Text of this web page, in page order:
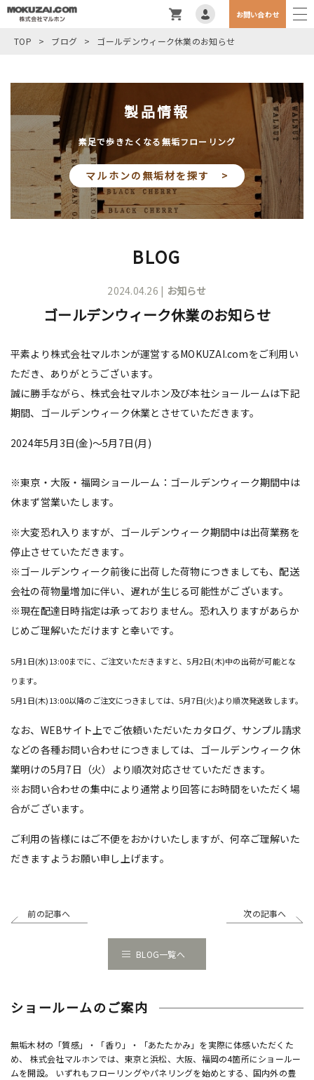
お問い合わせ
TOP > ブログ > ゴールデンウィーク休業のお知らせ
製品情報
素足で歩きたくなる無垢フローリング
マルホンの無垢材を探す >
BLOG
2024.04.26 | お知らせ
ゴールデンウィーク休業のお知らせ
平素より株式会社マルホンが運営するMOKUZAI.comをご利用い
ただき、ありがとうございます。
誠に勝手ながら、株式会社マルホン及び本社ショールームは下記
期間、ゴールデンウィーク休業とさせていただきます。
2024年5月3日(金)～5月7日(月)
※東京・大阪・福岡ショールーム：ゴールデンウィーク期間中は
休まず営業いたします。
※大変恐れ入りますが、ゴールデンウィーク期間中は出荷業務を
停止させていただきます。
※ゴールデンウィーク前後に出荷した荷物につきましても、配送
会社の荷物量増加に伴い、遅れが生じる可能性がございます。
※現在配達日時指定は承っておりません。恐れ入りますがあらか
じめご理解いただけますと幸いです。
5月1日(水)13:00までに、ご注文いただきますと、5月2日(木)中の出荷が可能とな
ります。
5月1日(木)13:00以降のご注文につきましては、5月7日(火)より順次発送致します。
なお、WEBサイト上でご依頼いただいたカタログ、サンプル請求
などの各種お問い合わせにつきましては、ゴールデンウィーク休
業明けの5月7日（火）より順次対応させていただきます。
※お問い合わせの集中により通常より回答にお時間をいただく場
合がございます。
ご利用の皆様にはご不便をおかけいたしますが、何卒ご理解いた
だきますようお願い申し上げます。
前の記事へ 次の記事へ
BLOG一覧へ
ショールームのご案内
無垢木材の「質感」・「香り」・「あたたかみ」を実際に体感いただくた
め、 株式会社マルホンでは、東京と浜松、大阪、福岡の4箇所にショールー
ムを開設。 いずれもフローリングやパネリングを始めとする、国内外の豊